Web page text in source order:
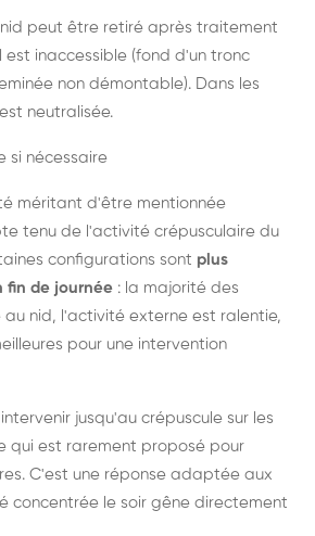
peut être retiré après traitement
est inaccessible (fond d'un tronc
non démontable). Dans les
neutralisée.
si nécessaire
méritant d'être mentionnée
tenu de l'activité crépusculaire du
configurations sont plus
fin de journée : la majorité des
au nid, l'activité externe est ralentie,
pour une intervention
jusqu'au crépuscule sur les
qui est rarement proposé pour
C'est une réponse adaptée aux
concentrée le soir gêne directement